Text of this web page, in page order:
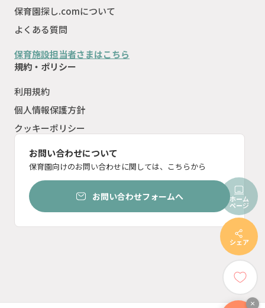
シェア
ホーム
ページ
保育園探し.comについて
よくある質問
保育施設担当者さまはこちら
規約・ポリシー
利用規約
個人情報保護方針
クッキーポリシー
お問い合わせについて
保育園向けのお問い合わせに関しては、こちらから
お問い合わせフォームへ
×